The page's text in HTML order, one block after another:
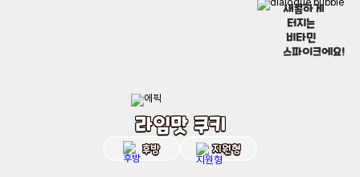
새콤하게
터지는
비타민
스파이크에요!
라임맛 쿠키
후방 지원형